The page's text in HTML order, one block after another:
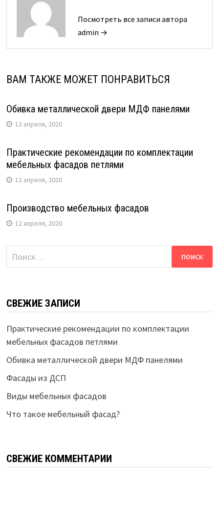
Посмотреть все записи автора
admin →
ВАМ ТАКЖЕ МОЖЕТ ПОНРАВИТЬСЯ
Обивка металлической двери МДФ панелями
12 апреля, 2020
Практические рекомендации по комплектации
мебельных фасадов петлями
12 апреля, 2020
Производство мебельных фасадов
12 апреля, 2020
Найти:
СВЕЖИЕ ЗАПИСИ
Практические рекомендации по комплектации
мебельных фасадов петлями
Обивка металлической двери МДФ панелями
Фасады из ДСП
Виды мебельных фасадов
Что такое мебельный фасад?
СВЕЖИЕ КОММЕНТАРИИ